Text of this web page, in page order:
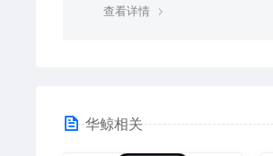
查看详情
华鲸相关